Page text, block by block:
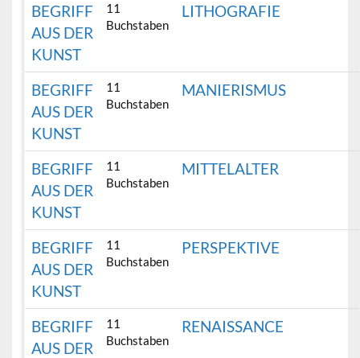
BEGRIFF
AUS DER
KUNST
11
Buchstaben
LITHOGRAFIE
BEGRIFF
AUS DER
KUNST
11
Buchstaben
MANIERISMUS
BEGRIFF
AUS DER
KUNST
11
Buchstaben
MITTELALTER
BEGRIFF
AUS DER
KUNST
11
Buchstaben
PERSPEKTIVE
BEGRIFF
AUS DER
11
Buchstaben
RENAISSANCE